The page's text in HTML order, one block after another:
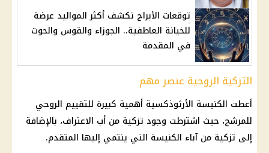
توقعات الأبراج تكشف أكثر المواليد عرضة
للخيانة العاطفية.. الجوزاء والقوس والحوت
في المقدمة
التزكية الروحية عنصر مهم
أعطت الكنيسة الأرثوذكسية أهمية كبيرة للتقييم الروحي
للمرشح، حيث اشترطت وجود تزكية من أب الاعتراف، بالإضافة
إلى تزكية من آباء الكنيسة التي ينتمي إليها المتقدم.